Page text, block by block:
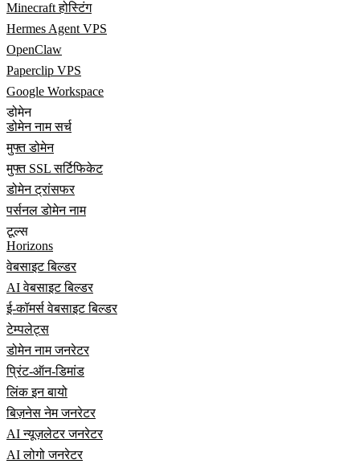
Minecraft होस्टिंग
Hermes Agent VPS
OpenClaw
Paperclip VPS
Google Workspace
डोमेन
डोमेन नाम सर्च
मुफ्त डोमेन
मुफ्त SSL सर्टिफिकेट
डोमेन ट्रांसफर
पर्सनल डोमेन नाम
टूल्स
Horizons
वेबसाइट बिल्डर
AI वेबसाइट बिल्डर
ई-कॉमर्स वेबसाइट बिल्डर
टेम्पलेट्स
डोमेन नाम जनरेटर
प्रिंट-ऑन-डिमांड
लिंक इन बायो
बिज़नेस नेम जनरेटर
AI न्यूज़लेटर जनरेटर
AI लोगो जनरेटर